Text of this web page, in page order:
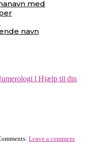
med
navn
Leave a comment